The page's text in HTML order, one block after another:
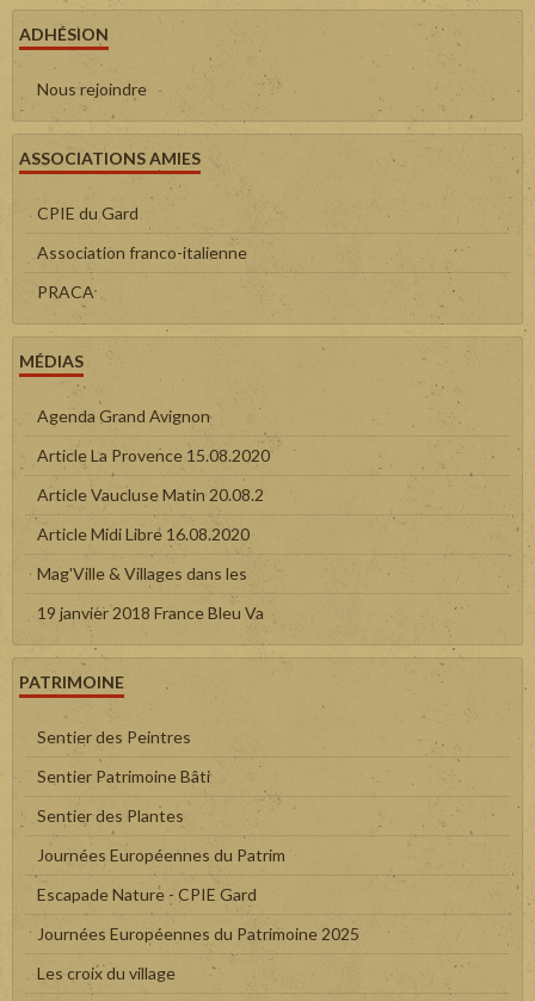
ADHÉSION
Nous rejoindre
ASSOCIATIONS AMIES
CPIE du Gard
Association franco-italienne
PRACA
MÉDIAS
Agenda Grand Avignon
Article La Provence 15.08.2020
Article Vaucluse Matin 20.08.2
Article Midi Libre 16.08.2020
Mag'Ville & Villages dans les
19 janvier 2018 France Bleu Va
PATRIMOINE
Sentier des Peintres
Sentier Patrimoine Bâti
Sentier des Plantes
Journées Européennes du Patrim
Escapade Nature - CPIE Gard
Journées Européennes du Patrimoine 2025
Les croix du village